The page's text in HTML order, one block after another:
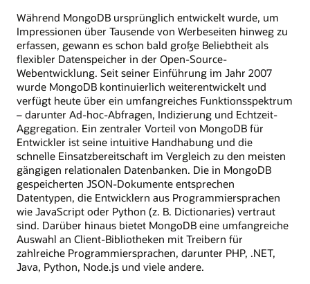
Während MongoDB ursprünglich entwickelt wurde, um
Impressionen über Tausende von Werbeseiten hinweg zu
erfassen, gewann es schon bald große Beliebtheit als
flexibler Datenspeicher in der Open-Source-
Webentwicklung. Seit seiner Einführung im Jahr 2007
wurde MongoDB kontinuierlich weiterentwickelt und
verfügt heute über ein umfangreiches Funktionsspektrum
– darunter Ad-hoc-Abfragen, Indizierung und Echtzeit-
Aggregation. Ein zentraler Vorteil von MongoDB für
Entwickler ist seine intuitive Handhabung und die
schnelle Einsatzbereitschaft im Vergleich zu den meisten
gängigen relationalen Datenbanken. Die in MongoDB
gespeicherten JSON-Dokumente entsprechen
Datentypen, die Entwicklern aus Programmiersprachen
wie JavaScript oder Python (z. B. Dictionaries) vertraut
sind. Darüber hinaus bietet MongoDB eine umfangreiche
Auswahl an Client-Bibliotheken mit Treibern für
zahlreiche Programmiersprachen, darunter PHP, .NET,
Java, Python, Node.js und viele andere.